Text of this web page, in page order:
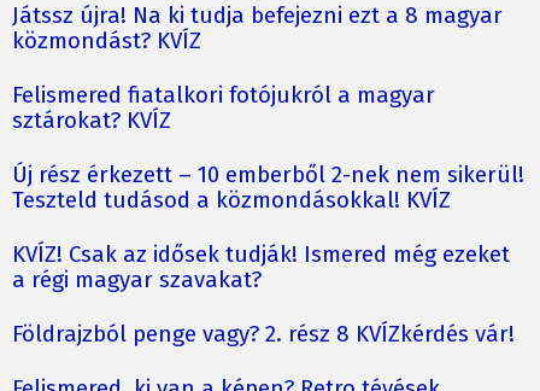
Játssz újra! Na ki tudja befejezni ezt a 8 magyar
közmondást? KVÍZ
Felismered fiatalkori fotójukról a magyar
sztárokat? KVÍZ
Új rész érkezett – 10 emberből 2-nek nem sikerül!
Teszteld tudásod a közmondásokkal! KVÍZ
KVÍZ! Csak az idősek tudják! Ismered még ezeket
a régi magyar szavakat?
Földrajzból penge vagy? 2. rész 8 KVÍZkérdés vár!